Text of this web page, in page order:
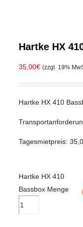
Hartke HX
35,00€ (zzgl. 19%
Hartke HX 410
Tagesmietpreis:
Hartke HX 410
Bassbox Menge